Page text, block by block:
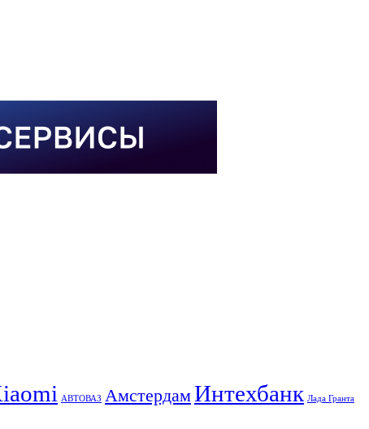
АВТОВАЗ АмстердамИнтехбанк Лада Гранта